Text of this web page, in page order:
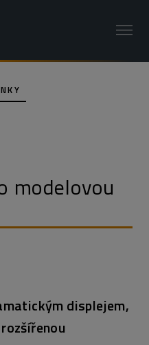
modelovou
displejem,